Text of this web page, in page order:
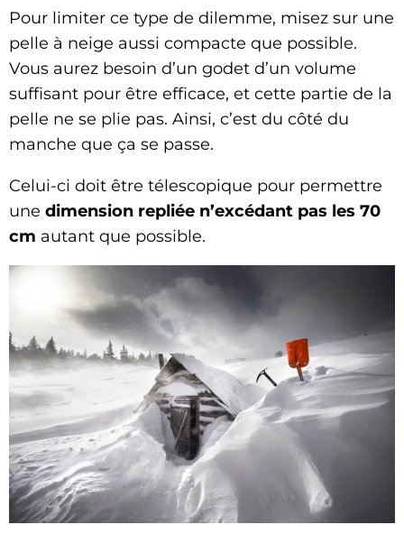
Pour limiter ce type de dilemme, misez sur une
pelle à neige aussi compacte que possible.
Vous aurez besoin d’un godet d’un volume
suffisant pour être efficace, et cette partie de la
pelle ne se plie pas. Ainsi, c’est du côté du
manche que ça se passe.
Celui-ci doit être télescopique pour permettre
une dimension repliée n’excédant pas les 70
cm autant que possible.